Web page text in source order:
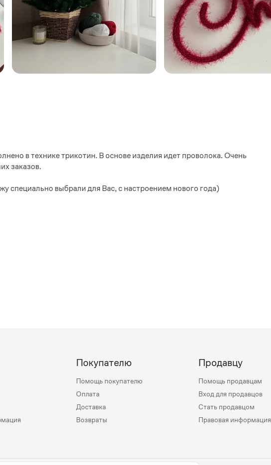
в технике трикотин. В основе изделия идет проволока. Очень
заказов.
специально выбрали для Вас, с настроением нового года)
Покупателю
Помощь покупателю
Оплата
Доставка
Возвраты
Продавцу
Помощь продавцам
Вход для продавцов
Стать продавцом
Правовая информация